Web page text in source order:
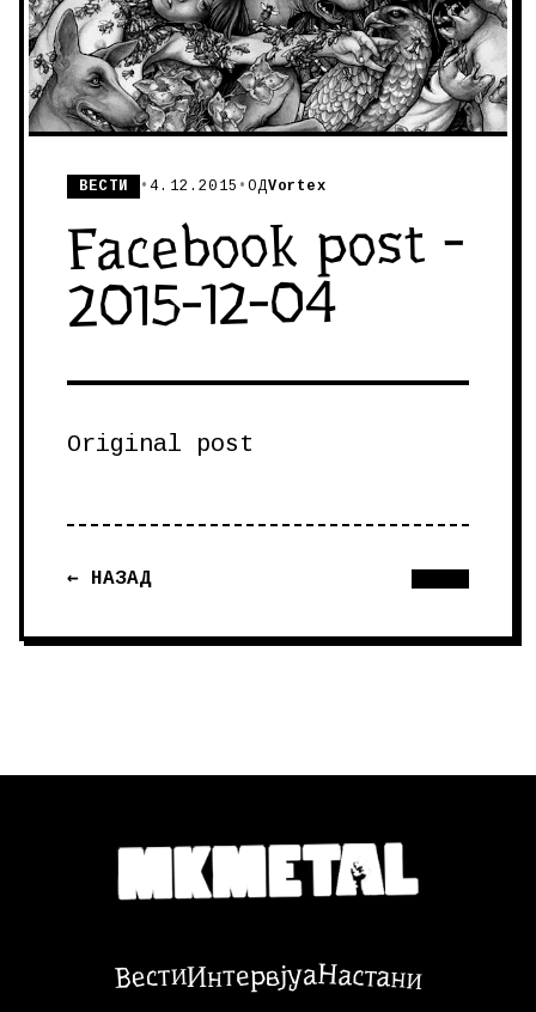
ВЕСТИ •4.12.2015 •ОДVortex
Facebook post -
2015-12-04
Original post
← НАЗАД
ВестиИнтервјуаНастани